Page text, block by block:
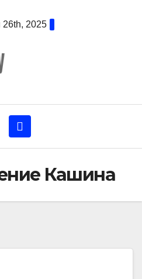
26th, 2025
Кашина